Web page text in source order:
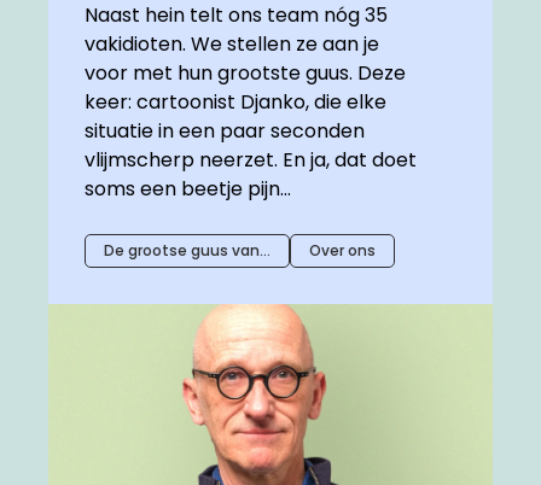
Naast hein telt ons team nóg 35
vakidioten. We stellen ze aan je
voor met hun grootste guus. Deze
keer: cartoonist Djanko, die elke
situatie in een paar seconden
vlijmscherp neerzet. En ja, dat doet
soms een beetje pijn…
De grootse guus van… Over ons